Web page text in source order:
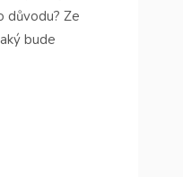
důvodu? Ze
bude